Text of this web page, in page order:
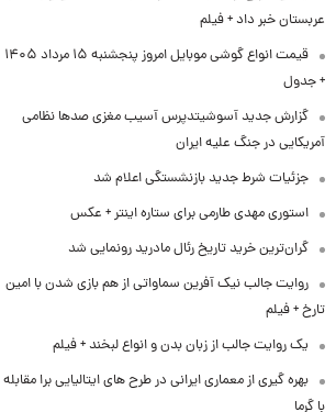
عربستان خبر داد + فیلم
قیمت انواع گوشی موبایل امروز پنجشنبه ۱۵ مرداد ۱۴۰۵
+ جدول
گزارش جدید آسوشیتدپرس آسیب مغزی صدها نظامی
آمریکایی در جنگ علیه ایران
جزئیات شرط جدید بازنشستگی اعلام شد
استوری مهدی طارمی برای ستاره اینتر + عکس
گران‌ترین خرید تاریخ رئال مادرید رونمایی شد
روایت جالب نیک آفرین سماواتی از هم بازی شدن با امین
تارخ + فیلم
یک روایت جالب از زبان بدن و انواع لبخند + فیلم
بهره گیری از معماری ایرانی در طرح های ایتالیایی برا مقابله
با گرما